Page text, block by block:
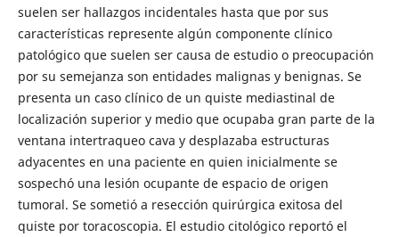
suelen ser hallazgos incidentales hasta que por sus
características represente algún componente clínico
patológico que suelen ser causa de estudio o preocupación
por su semejanza son entidades malignas y benignas. Se
presenta un caso clínico de un quiste mediastinal de
localización superior y medio que ocupaba gran parte de la
ventana intertraqueo cava y desplazaba estructuras
adyacentes en una paciente en quien inicialmente se
sospechó una lesión ocupante de espacio de origen
tumoral. Se sometió a resección quirúrgica exitosa del
quiste por toracoscopia. El estudio citológico reportó el